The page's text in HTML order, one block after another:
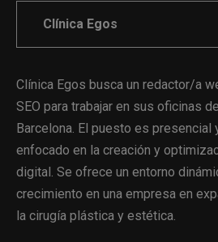
Clínica Egos
Clínica Egos busca un redactor/a
SEO para trabajar en sus oficinas
Barcelona. El puesto es presencial
enfocado en la creación y
digital. Se ofrece un entorno
crecimiento en una empresa en
la cirugía plástica y estética.